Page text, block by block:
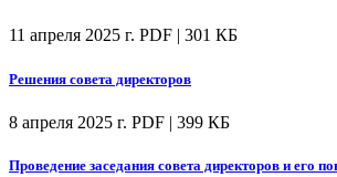
11 апреля 2025 г. PDF | 301 КБ
Решения совета директоров
8 апреля 2025 г. PDF | 399 КБ
Проведение заседания совета директоров и его